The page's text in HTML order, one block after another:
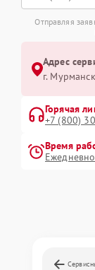
Отправляя
Адрес
г.
Горячая
+7 (800)
Время